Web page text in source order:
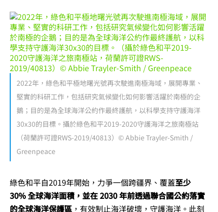
2022年，綠色和平極地曙光號再次駛進南極海域，展開專業、
堅實的科研工作，包括研究氣候變化如何影響活躍於南極的企
鵝；目的是為全球海洋公約作最終護航，以科學支持守護海洋
30x30的目標。攝於綠色和平2019-2020守護海洋之旅南極站
（荷蘭許可證RWS-2019/40813）© Abbie Trayler-Smith /
Greenpeace
綠色和平自2019年開始，力爭一個跨疆界、覆蓋至少
30% 全球海洋面積，並在 2030 年前透過聯合國公約落實
的全球海洋保護區 ，有效制止海洋破壞，守護海洋。此刻